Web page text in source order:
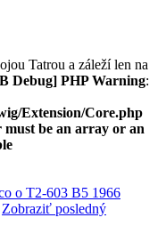
Tatrou a záleží len na
Debug] PHP Warning:
Extension/Core.php
must be an array or an
o T2-603 B5 1966
Zobraziť posledný